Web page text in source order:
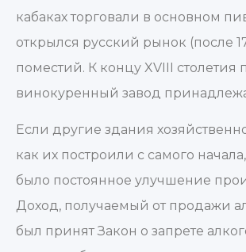
кабаках торговали в основном
открылся русский рынок (после
поместий. К концу XVIII столетия
винокуренный завод
Если другие здания
как их построили с самого
было постоянное улучшение
Доход, получаемый от продажи
был принят Закон о запрете